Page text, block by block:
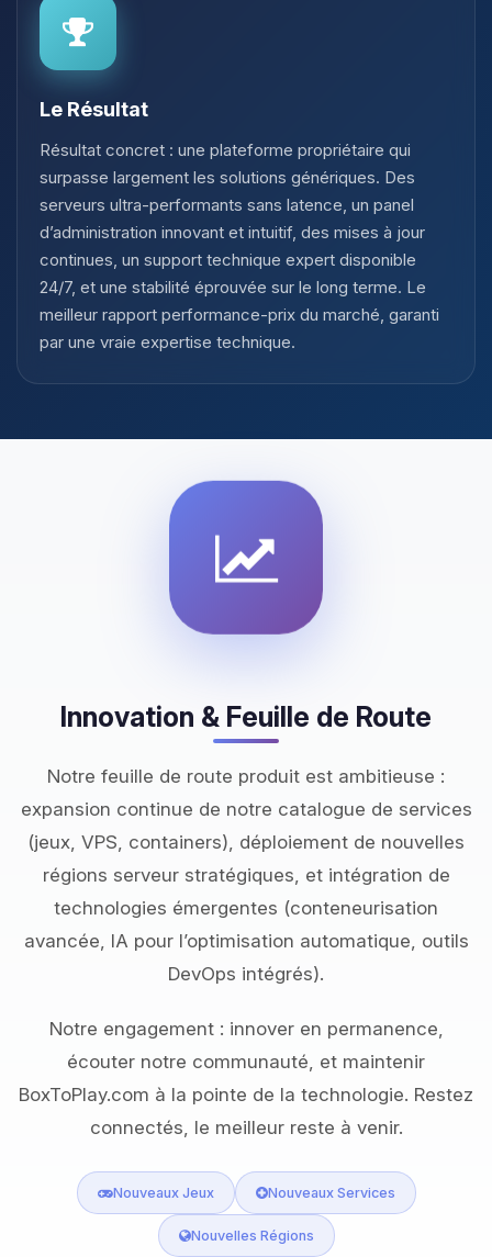
Le Résultat
Résultat concret : une plateforme propriétaire qui
surpasse largement les solutions génériques. Des
serveurs ultra-performants sans latence, un panel
d’administration innovant et intuitif, des mises à jour
continues, un support technique expert disponible
24/7, et une stabilité éprouvée sur le long terme. Le
meilleur rapport performance-prix du marché, garanti
par une vraie expertise technique.
Innovation & Feuille de Route
Notre feuille de route produit est ambitieuse :
expansion continue de notre catalogue de services
(jeux, VPS, containers), déploiement de nouvelles
régions serveur stratégiques, et intégration de
technologies émergentes (conteneurisation
avancée, IA pour l’optimisation automatique, outils
DevOps intégrés).
Notre engagement : innover en permanence,
écouter notre communauté, et maintenir
BoxToPlay.com à la pointe de la technologie. Restez
connectés, le meilleur reste à venir.
Nouveaux Jeux Nouveaux Services
Nouvelles Régions